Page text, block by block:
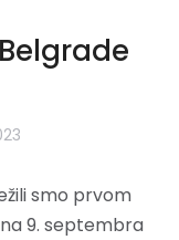
smo prvom
9. septembra